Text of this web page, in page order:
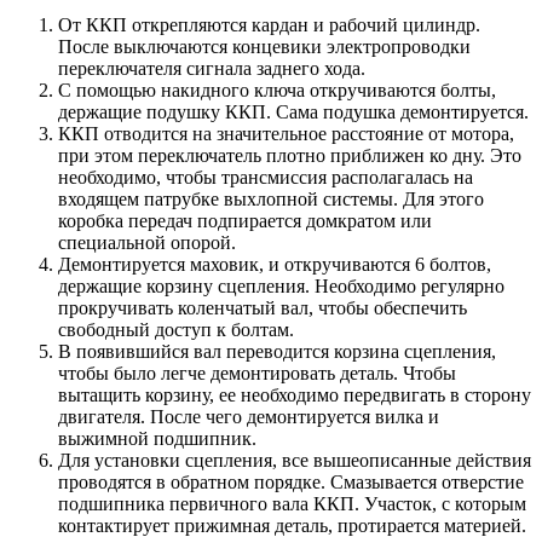
От ККП открепляются кардан и рабочий цилиндр.
После выключаются концевики электропроводки
переключателя сигнала заднего хода.
С помощью накидного ключа откручиваются болты,
держащие подушку ККП. Сама подушка демонтируется.
ККП отводится на значительное расстояние от мотора,
при этом переключатель плотно приближен ко дну. Это
необходимо, чтобы трансмиссия располагалась на
входящем патрубке выхлопной системы. Для этого
коробка передач подпирается домкратом или
специальной опорой.
Демонтируется маховик, и откручиваются 6 болтов,
держащие корзину сцепления. Необходимо регулярно
прокручивать коленчатый вал, чтобы обеспечить
свободный доступ к болтам.
В появившийся вал переводится корзина сцепления,
чтобы было легче демонтировать деталь. Чтобы
вытащить корзину, ее необходимо передвигать в сторону
двигателя. После чего демонтируется вилка и
выжимной подшипник.
Для установки сцепления, все вышеописанные действия
проводятся в обратном порядке. Смазывается отверстие
подшипника первичного вала ККП. Участок, с которым
контактирует прижимная деталь, протирается материей.